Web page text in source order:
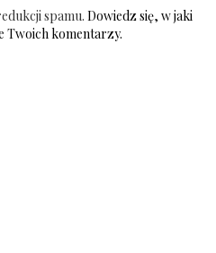
spamu. Dowiedz się, w jaki
Twoich komentarzy.